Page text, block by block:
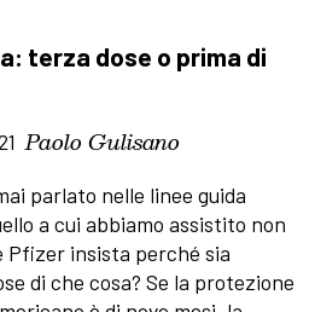
terza dose o prima di
Paolo Gulisano
parlato nelle linee guida
a cui abbiamo assistito non
Pfizer insista perché sia
di che cosa? Se la protezione